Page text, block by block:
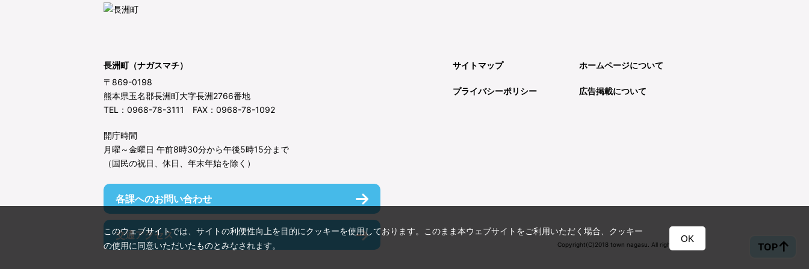
長洲町（ナガスマチ）
〒869-0198
熊本県玉名郡長洲町大字長洲2766番地
TEL：0968-78-3111 FAX：0968-78-1092
開庁時間
月曜～金曜日 午前8時30分から午後5時15分まで
（国民の祝日、休日、年末年始を除く）
各課へのお問い合わせ
交通アクセス
サイトマップ ホームページについて
プライバシーポリシー 広告掲載について
Copyright(C)2018 town nagasu. All rights reserved. TOP
このウェブサイトでは、サイトの利便性向上を目的にクッキーを使用しております。このまま本ウェブサイトをご利用いただく場合、クッキー
の使用に同意いただいたものとみなされます。
OK